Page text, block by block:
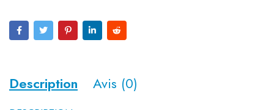
Description Avis (0)